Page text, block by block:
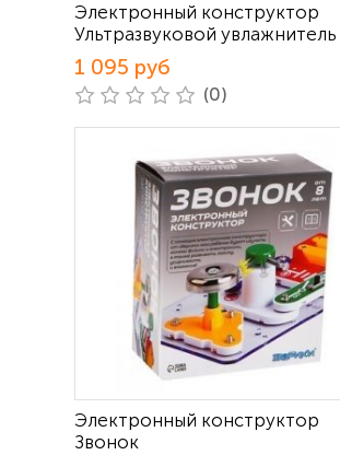
Электронный конструктор
Ультразвуковой увлажнитель
1 095 руб
(0)
Электронный конструктор
Звонок